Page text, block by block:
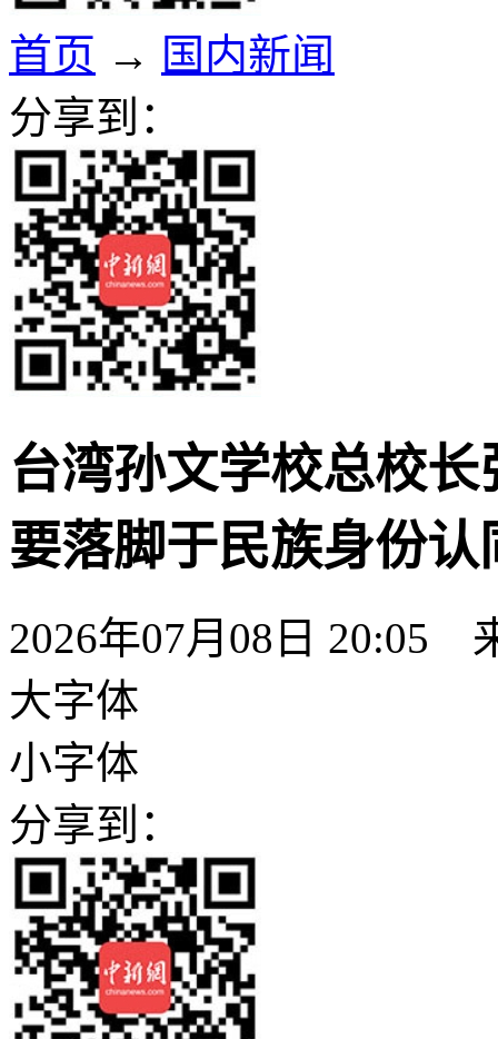
首页 → 国内新闻
分享到：
台湾孙文学校总校
要落脚于民族身份认
2026年07月08日 20:05
大字体
小字体
分享到：